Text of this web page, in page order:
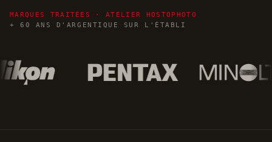
MARQUES TRAITÉES · ATELIER HOSTOPHOTO
+ 60 ANS D'ARGENTIQUE SUR L'ÉTABLI